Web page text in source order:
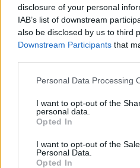
disclosure of your personal
IAB’s list of downstream
also be disclosed by us to third
Downstream Participants that
Please note that this website/
not limited to your visit or usage
grant or deny consent to
use your data for below
consent section.
Personal Data Processing
I want to opt-out of the
personal data.
Opted In
I want to opt-out of the
Personal Data.
Opted In